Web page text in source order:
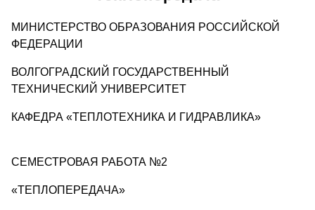
МИНИСТЕРСТВО ОБРАЗОВАНИЯ РОССИЙСКОЙ
ФЕДЕРАЦИИ
ВОЛГОГРАДСКИЙ ГОСУДАРСТВЕННЫЙ
ТЕХНИЧЕСКИЙ УНИВЕРСИТЕТ
КАФЕДРА «ТЕПЛОТЕХНИКА И ГИДРАВЛИКА»
СЕМЕСТРОВАЯ РАБОТА №2
«ТЕПЛОПЕРЕДАЧА»